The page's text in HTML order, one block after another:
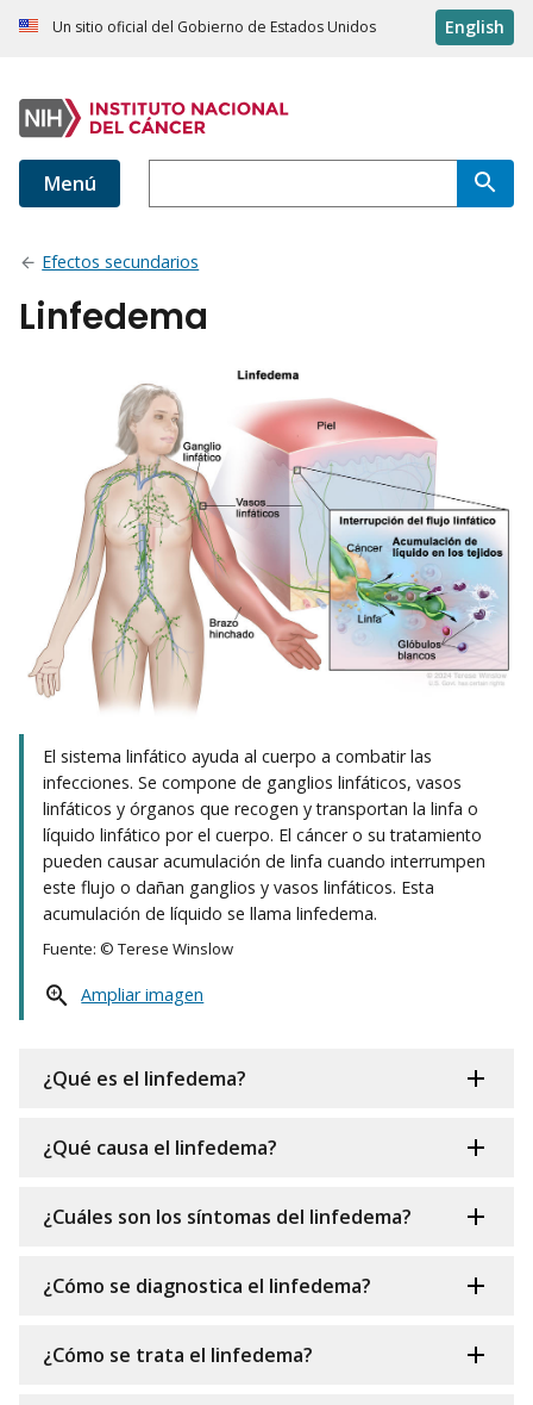
Un sitio oficial del Gobierno de Estados Unidos English
Menú
Efectos secundarios
Linfedema
El sistema linfático ayuda al cuerpo a combatir las
infecciones. Se compone de ganglios linfáticos, vasos
linfáticos y órganos que recogen y transportan la linfa o
líquido linfático por el cuerpo. El cáncer o su tratamiento
pueden causar acumulación de linfa cuando interrumpen
este flujo o dañan ganglios y vasos linfáticos. Esta
acumulación de líquido se llama linfedema.
Fuente: © Terese Winslow
Ampliar imagen
¿Qué es el linfedema?
¿Qué causa el linfedema?
¿Cuáles son los síntomas del linfedema?
¿Cómo se diagnostica el linfedema?
¿Cómo se trata el linfedema?